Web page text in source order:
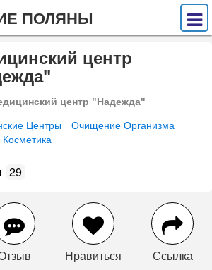
ПОЛЯНЫ
центр
центр "Надежда"
Центры
Очищение Организма
Косметика
29
Нравиться Ссылка